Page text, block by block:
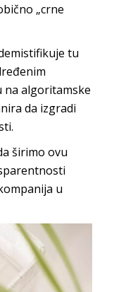
„crne
tu
na algoritamske
da izgradi
širimo ovu
u